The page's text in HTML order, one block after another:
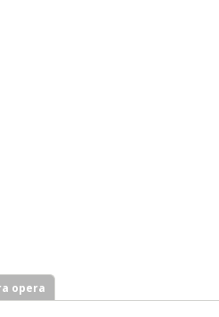
opera